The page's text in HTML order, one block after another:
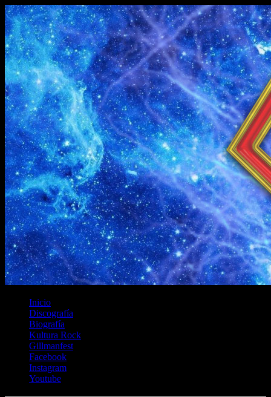
Inicio
Discografía
Biografía
Kultura Rock
Gillmanfest
Facebook
Instagram
Youtube